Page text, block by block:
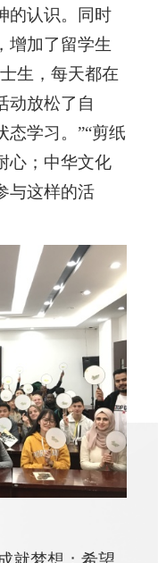
的认识。同时
增加了留学生
生，每天都在
动放松了自
学习。 ”“剪纸
心；中华文化
与这样的活